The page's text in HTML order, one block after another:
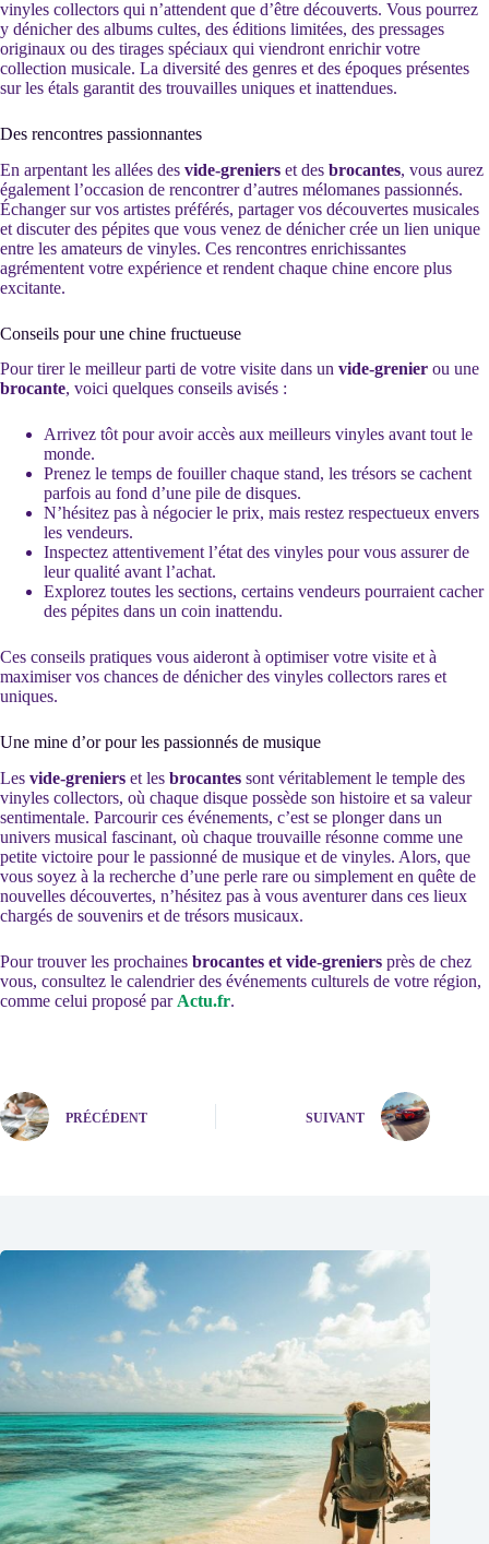
vinyles collectors qui n’attendent que d’être découverts. Vous pourrez
y dénicher des albums cultes, des éditions limitées, des pressages
originaux ou des tirages spéciaux qui viendront enrichir votre
collection musicale. La diversité des genres et des époques présentes
sur les étals garantit des trouvailles uniques et inattendues.
Des rencontres passionnantes
En arpentant les allées des vide-greniers et des brocantes, vous aurez
également l’occasion de rencontrer d’autres mélomanes passionnés.
Échanger sur vos artistes préférés, partager vos découvertes musicales
et discuter des pépites que vous venez de dénicher crée un lien unique
entre les amateurs de vinyles. Ces rencontres enrichissantes
agrémentent votre expérience et rendent chaque chine encore plus
excitante.
Conseils pour une chine fructueuse
Pour tirer le meilleur parti de votre visite dans un vide-grenier ou une
brocante, voici quelques conseils avisés :
Arrivez tôt pour avoir accès aux meilleurs vinyles avant tout le
monde.
Prenez le temps de fouiller chaque stand, les trésors se cachent
parfois au fond d’une pile de disques.
N’hésitez pas à négocier le prix, mais restez respectueux envers
les vendeurs.
Inspectez attentivement l’état des vinyles pour vous assurer de
leur qualité avant l’achat.
Explorez toutes les sections, certains vendeurs pourraient cacher
des pépites dans un coin inattendu.
Ces conseils pratiques vous aideront à optimiser votre visite et à
maximiser vos chances de dénicher des vinyles collectors rares et
uniques.
Une mine d’or pour les passionnés de musique
Les vide-greniers et les brocantes sont véritablement le temple des
vinyles collectors, où chaque disque possède son histoire et sa valeur
sentimentale. Parcourir ces événements, c’est se plonger dans un
univers musical fascinant, où chaque trouvaille résonne comme une
petite victoire pour le passionné de musique et de vinyles. Alors, que
vous soyez à la recherche d’une perle rare ou simplement en quête de
nouvelles découvertes, n’hésitez pas à vous aventurer dans ces lieux
chargés de souvenirs et de trésors musicaux.
Pour trouver les prochaines brocantes et vide-greniers près de chez
vous, consultez le calendrier des événements culturels de votre région,
comme celui proposé par Actu.fr.
PRÉCÉDENT SUIVANT